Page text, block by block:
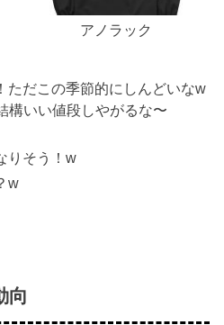
アノラック
ただこの季節的にしんどいなw
構いい値段しやがるな〜
りそう！w
w
向